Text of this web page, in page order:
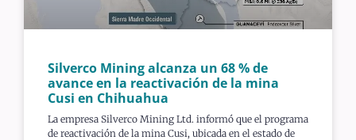
Silverco Mining alcanza un 68 % de
avance en la reactivación de la mina
Cusi en Chihuahua
La empresa Silverco Mining Ltd. informó que el programa
de reactivación de la mina Cusi, ubicada en el estado de